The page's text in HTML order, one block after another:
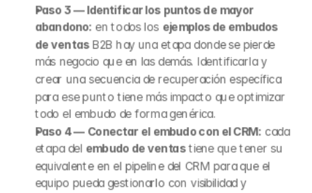
Paso 3 — Identificar los puntos de mayor
abandono: en todos los ejemplos de embudos
de ventas B2B hay una etapa donde se pierde
más negocio que en las demás. Identificarla y
crear una secuencia de recuperación específica
para ese punto tiene más impacto que optimizar
todo el embudo de forma genérica.
Paso 4 — Conectar el embudo con el CRM: cada
etapa del embudo de ventas tiene que tener su
equivalente en el pipeline del CRM para que el
equipo pueda gestionarlo con visibilidad y